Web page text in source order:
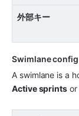
外部キー
Swimlane config
Active sprints or